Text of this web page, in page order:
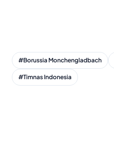
#Borussia Monchengladbach
#Timnas Indonesia